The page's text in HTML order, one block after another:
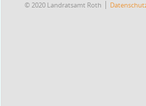
© 2020 Landratsamt Roth